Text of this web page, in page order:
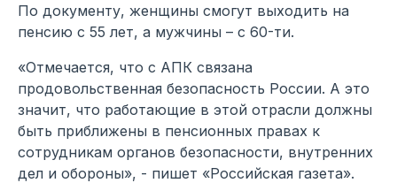
По документу, женщины смогут выходить на
пенсию с 55 лет, а мужчины – с 60-ти.
«Отмечается, что с АПК связана
продовольственная безопасность России. А это
значит, что работающие в этой отрасли должны
быть приближены в пенсионных правах к
сотрудникам органов безопасности, внутренних
дел и обороны», - пишет «Российская газета».